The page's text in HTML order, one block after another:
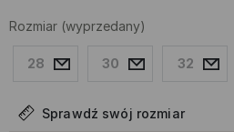
Rozmiar (wyprzedany)
28 30 32
Sprawdź swój rozmiar